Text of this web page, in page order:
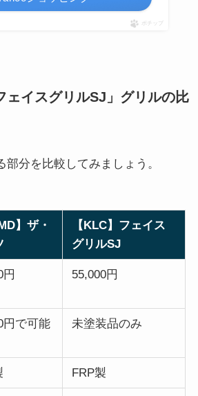
ポチップ
ェイスグリルSJ」グリルの比
部分を比較してみましょう。
】ザ・
【KLC】フェイス
グリルSJ
円 55,000円
円で可能 未塗装品のみ
FRP製